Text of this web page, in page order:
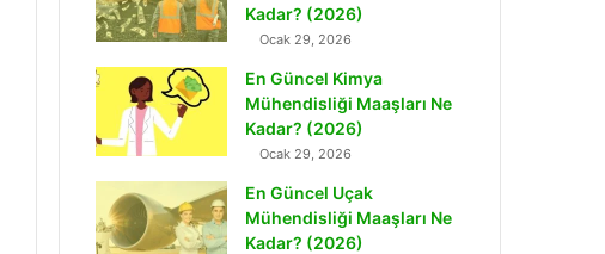
Kadar? (2026)
Ocak 29, 2026
En Güncel Kimya
Mühendisliği Maaşları Ne
Kadar? (2026)
Ocak 29, 2026
En Güncel Uçak
Mühendisliği Maaşları Ne
Kadar? (2026)